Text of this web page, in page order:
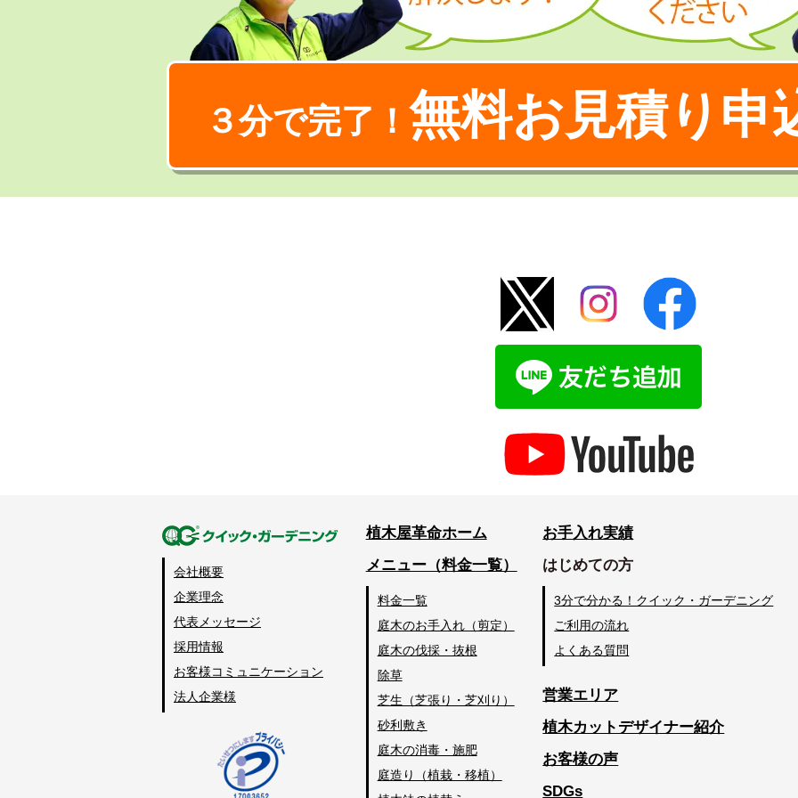
３分で完了！ 無料お見積り申
会社概要
企業理念
代表メッセージ
採用情報
お客様コミュニケーション
法人企業様
植木屋革命ホーム
メニュー（料金一覧）
料金一覧
庭木のお手入れ（剪定）
庭木の伐採・抜根
除草
芝生（芝張り・芝刈り）
砂利敷き
庭木の消毒・施肥
庭造り（植栽・移植）
お手入れ実績
はじめての方
3分で分かる！クイック・ガーデニング
ご利用の流れ
よくある質問
営業エリア
植木カットデザイナー紹介
お客様の声
SDGs